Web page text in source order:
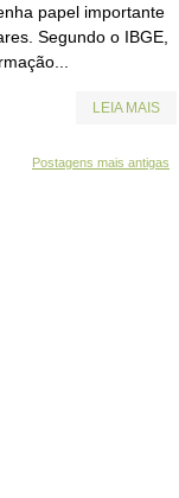
papel importante
Segundo o IBGE,
LEIA MAIS
Postagens mais antigas